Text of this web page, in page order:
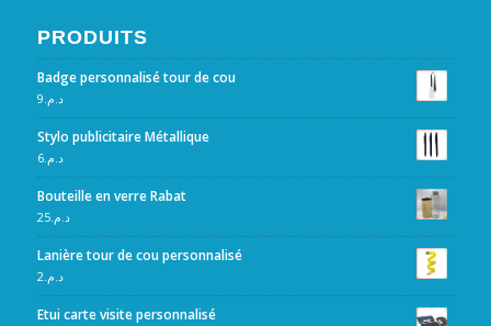
PRODUITS
Badge personnalisé tour de cou
د.م.9
Stylo publicitaire Métallique
د.م.6
Bouteille en verre Rabat
د.م.25
Lanière tour de cou personnalisé
د.م.2
Etui carte visite personnalisé